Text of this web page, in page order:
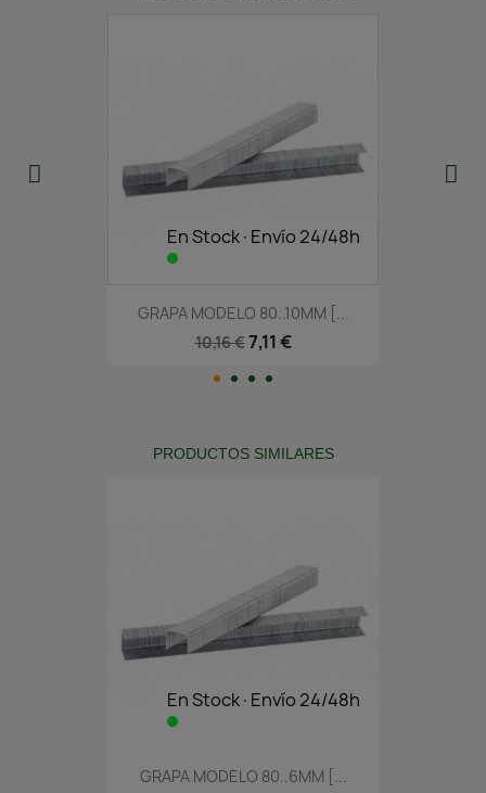
En Stock·Envío 24/48h
GRAPA MODELO 80..10MM [...
10,16 €7,11 €
PRODUCTOS SIMILARES
En Stock·Envío 24/48h
GRAPA MODELO 80..6MM [...